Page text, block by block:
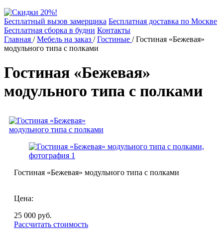
Бесплатный вызов замерщика Бесплатная доставка по Москве
Бесплатная сборка в будни Контакты
Главная /Мебель на заказ /Гостиные /Гостиная «Бежевая»
модульного типа с полками
Гостиная «Бежевая»
модульного типа с полками
Гостиная «Бежевая» модульного типа с полками
Цена:
25 000 руб.
Рассчитать стоимость